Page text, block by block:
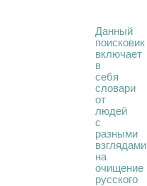
Данный
поисковик
включает
в
себя
словари
от
людей
с
разными
взглядами
на
очищение
русского